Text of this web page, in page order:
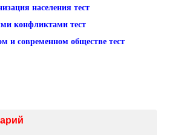
населения тест
конфликтами тест
и современном обществе тест